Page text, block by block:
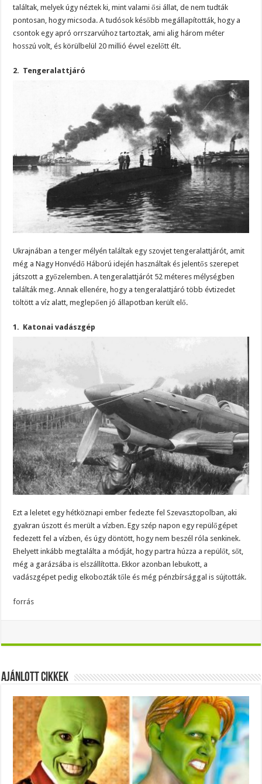
találtak, melyek úgy néztek ki, mint valami ősi állat, de nem tudták
pontosan, hogy micsoda. A tudósok később megállapították, hogy a
csontok egy apró orrszarvúhoz tartoztak, ami alig három méter
hosszú volt, és körülbelül 20 millió évvel ezelőtt élt.
2. Tengeralattjáró
Ukrajnában a tenger mélyén találtak egy szovjet tengeralattjárót, amit
még a Nagy Honvédő Háború idején használtak és jelentős szerepet
játszott a győzelemben. A tengeralattjárót 52 méteres mélységben
találták meg. Annak ellenére, hogy a tengeralattjáró több évtizedet
töltött a víz alatt, meglepően jó állapotban került elő.
1. Katonai vadászgép
Ezt a leletet egy hétköznapi ember fedezte fel Szevasztopolban, aki
gyakran úszott és merült a vízben. Egy szép napon egy repülőgépet
fedezett fel a vízben, és úgy döntött, hogy nem beszél róla senkinek.
Ehelyett inkább megtalálta a módját, hogy partra húzza a repülőt, sőt,
még a garázsába is elszállította. Ekkor azonban lebukott, a
vadászgépet pedig elkobozták tőle és még pénzbírsággal is sújtották.
forrás
Ajánlott Cikkek